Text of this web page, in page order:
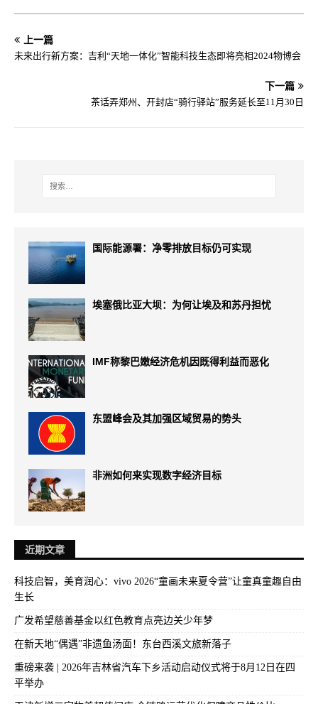
上一篇
未来出行新方案：吉利“天地一体化”智能科技生态即将亮相2024物博会
下一篇
茶话弄郑州、开封店“骑行驿站”服务延长至11月30日
国际能源署：净零排放目标仍可实现
埃塞俄比亚大坝：为何让埃及和苏丹担忧
IMF称黎巴嫩经济危机因既得利益而恶化
东盟峰会及其加强区域贸易的势头
非洲如何来实现数字经济目标
近期文章
科技启智，美育润心：vivo 2026“童画未来夏令营”让童真童趣自由
生长
广发希望慈善基金以红色教育点亮边关少年梦
在新天地“偶遇”非遗鱼汤面！东台西溪文旅新落子
重磅来袭 | 2026年吉林省汽车下乡活动启动仪式将于8月12日在四
平举办